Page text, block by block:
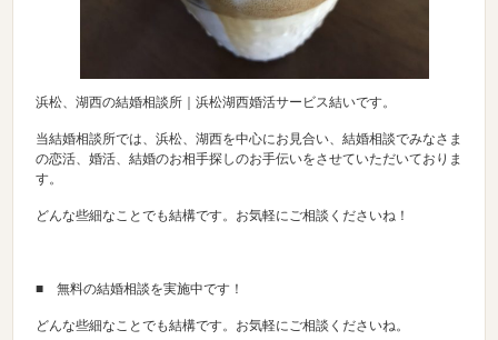
浜松、湖西の結婚相談所｜浜松湖西婚活サービス結いです。
当結婚相談所では、浜松、湖西を中心にお見合い、結婚相談でみなさま
の恋活、婚活、結婚のお相手探しのお手伝いをさせていただいておりま
す。
どんな些細なことでも結構です。お気軽にご相談くださいね！
■ 無料の結婚相談を実施中です！
どんな些細なことでも結構です。お気軽にご相談くださいね。